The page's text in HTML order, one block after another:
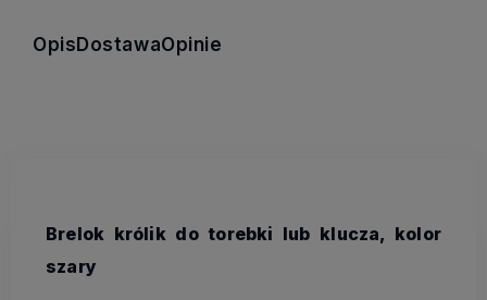
Opis DostawaOpinie
Brelok królik do torebki lub klucza, kolor
szary